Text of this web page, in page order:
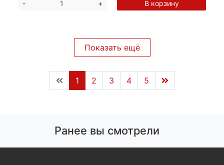
- + В корзину
Показать ещё
1 2 3 4 5
Ранее вы смотрели